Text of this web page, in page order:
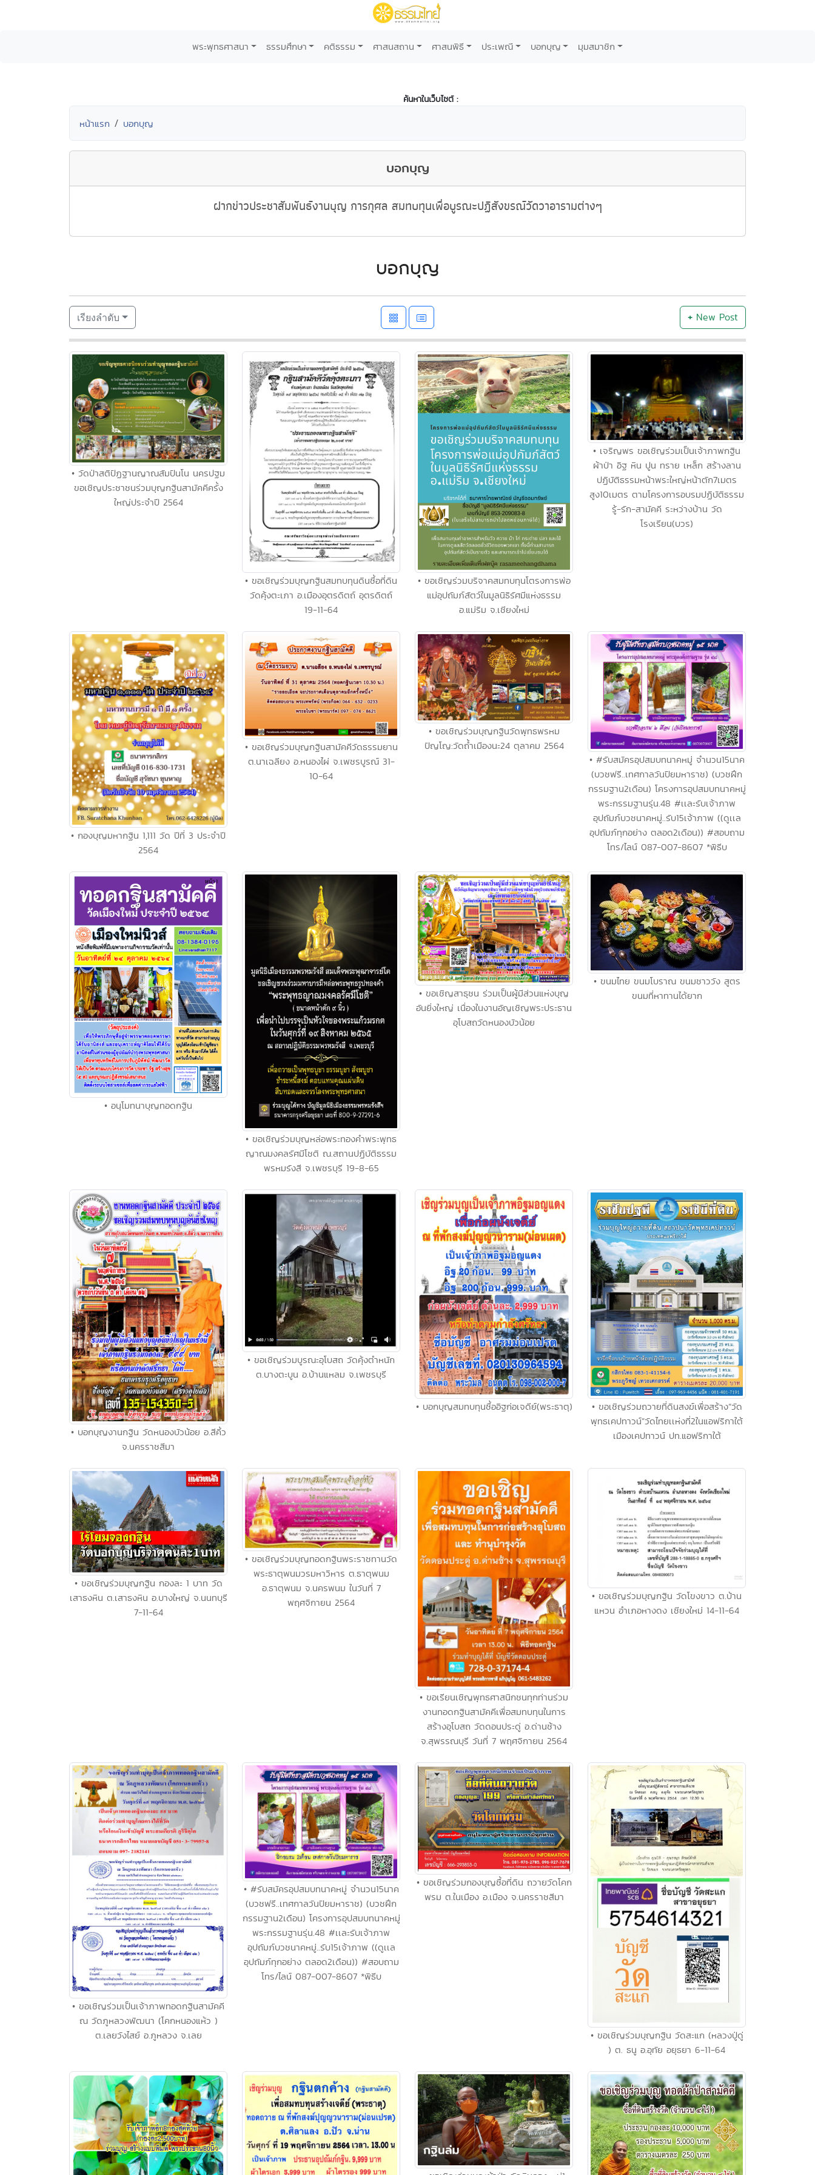
พระพุทธศาสนา ธรรมศึกษา คติธรรม ศาสนสถาน ศาสนพิธี ประเพณี บอกบุญ มุมสมาชิก
ค้นหาในเว็บไซต์ :
หน้าแรก บอกบุญ
บอกบุญ
ฝากข่าวประชาสัมพันธ์งานบุญ การกุศล สมทบทุนเพื่อบูรณะปฏิสังขรณ์วัดวาอารามต่างๆ
บอกบุญ
เรียงลำดับ + New Post
• วัดป่าสติปัฏฐานญาณสัมปันโน นครปฐม
ขอเชิญประชาชนร่วมบุญกฐินสามัคคีครั้ง
ใหญ่ประจำปี 2564
• ขอเชิญร่วมบุญกฐินสมทบทุนดินซื้อที่ดิน
วัดคุ้งตะเภา อ.เมืองอุตรดิตถ์ อุตรดิตถ์
19-11-64
• ขอเชิญร่วมบริจาคสมทบทุนโตรงการพ่อ
แม่อุปถัมภ์สัตว์ในมูลนิธิรัศมีแห่งธรรม
อ.แม่ริม จ.เชียงใหม่
• เจริญพร ขอเชิญร่วมเป็นเจ้าภาพกฐิน
ผ้าป่า อิฐ หิน ปูน ทราย เหล็ก สร้างลาน
ปฏิบัติธรรมหน้าพระใหญ่หน้าตัก7เมตร
สูง10เมตร ตามโครงการอบรมปฏิบัติธรรม
รู้-รัก-สามัคคี ระหว่างบ้าน วัด
โรงเรียน(บวร)
• กองบุญมหากฐิน 1,111 วัด ปีที่ 3 ประจำปี
2564
• ขอเชิญร่วมบุญกฐินสามัคคีวัดธรรมยาน
ต.นาเฉลียง อ.หนองไผ่ จ.เพชรบูรณ์ 31-
10-64
• ขอเชิญร่วมบุญกฐินวัดพุทธพรหม
ปัญโญ:วัดถ้ำเมืองนะ24 ตุลาคม 2564
• #รับสมัครอุปสมบทนาคหมู่ จำนวน15นาค
(บวชฟรี..เทศกาลวันปิยมหาราช) (บวชฝึก
กรรมฐาน2เดือน) โครงการอุปสมบทนาคหมู่
พระกรรมฐานรุ่น.48 #เเละรับเจ้าภาพ
อุปถัมภ์บวชนาคหมู่..รับ15เจ้าภาพ ((ดูเเล
อุปถัมภ์ทุกอย่าง ตลอด2เดือน)) #สอบถาม
โทร/ไลน์ 087-007-8607 *พิธีบ
• อนุโมทนาบุญทอดกฐิน
• ขอเชิญร่วมบุญหล่อพระทองคำพระพุทธ
ญาณมงคลรัศมีโชติ ณ.สถานปฏิบัติธรรม
พรหมรังสี จ.เพชรบุรี 19-8-65
• ขอเชิญสาธุชน ร่วมเป็นผู้มีส่วนแห่งบุญ
อันยิ่งใหญ่ เนื่องในงานอัญเชิญพระประธาน
อุโบสถวัดหนองบัวน้อย
• ขนมไทย ขนมโบราณ ขนมชาววัง สูตร
ขนมที่หาทานได้ยาก
• บอกบุญงานกฐิน วัดหนองบัวน้อย อ.สีคิ้ว
จ.นครราชสีมา
• ขอเชิญร่วมบูรณะอุโบสถ วัดคุ้งตำหนัก
ต.บางตะบูน อ.บ้านแหลม จ.เพชรบุรี
• บอกบุญสมทบทุนซื้ออิฐก่อเจดีย์(พระธาตุ)
• ขอเชิญร่วมถวายที่ดินสงฆ์เพื่อสร้าง“วัด
พุทธเคปทาวน์”วัดไทยเเห่งที่2ในแอฟริกาใต้
เมืองเคปทาวน์ ปท.แอฟริกาใต้
• ขอเชิญร่วมบุญกฐิน กองละ 1 บาท วัด
เสาธงหิน ต.เสาธงหิน อ.บางใหญ่ จ.นนทบุรี
7-11-64
• ขอเชิญร่วมบุญทอดกฐินพระราชทานวัด
พระธาตุพนมวรมหาวิหาร ต.ธาตุพนม​
อ.ธาตุพนม​ จ.นครพนม ในวันที่​ 7​
พฤศจิกายน​ 2564
• ขอเรียนเชิญพุทธศาสนิกชนทุกท่านร่วม
งานทอดกฐินสามัคคีเพื่อสมทบทุนในการ
สร้างอุโบสถ วัดดอนประดู่ อ.ด่านช้าง
จ.สุพรรณบุรี วันที่ 7 พฤศจิกายน 2564
• ขอเชิญร่วมบุญกฐิน วัดโขงขาว ต.บ้าน
แหวน อำเภอหางดง เชียงใหม่ 14-11-64
• ขอเชิญร่วมเป็นเจ้าภาพทอดกฐินสามัคคี
ณ วัดภูหลวงพัฒนา (โคกหนองแห้ว )
ต.เลยวังไสย์ อ.ภูหลวง จ.เลย
• #รับสมัครอุปสมบทนาคหมู่ จำนวน15นาค
(บวชฟรี..เทศกาลวันปิยมหาราช) (บวชฝึก
กรรมฐาน2เดือน) โครงการอุปสมบทนาคหมู่
พระกรรมฐานรุ่น.48 #เเละรับเจ้าภาพ
อุปถัมภ์บวชนาคหมู่..รับ15เจ้าภาพ ((ดูเเล
อุปถัมภ์ทุกอย่าง ตลอด2เดือน)) #สอบถาม
โทร/ไลน์ 087-007-8607 *พิธีบ
• ขอเชิญร่วมกองบุญซื้อที่ดิน ถวายวัดโคก
พรม ต.ในเมือง อ.เมือง จ.นครราชสีมา
• ขอเชิญร่วมบุญกฐิน วัดสะแก (หลวงปู่ดู่
) ต. ธนู อ.อุทัย อยุธยา 6-11-64